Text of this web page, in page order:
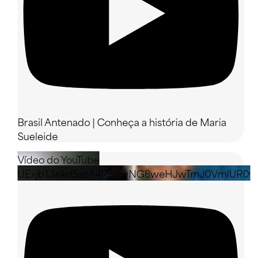
Brasil Antenado | Conheça a história de Maria
Sueleide
Vídeo do YouTube